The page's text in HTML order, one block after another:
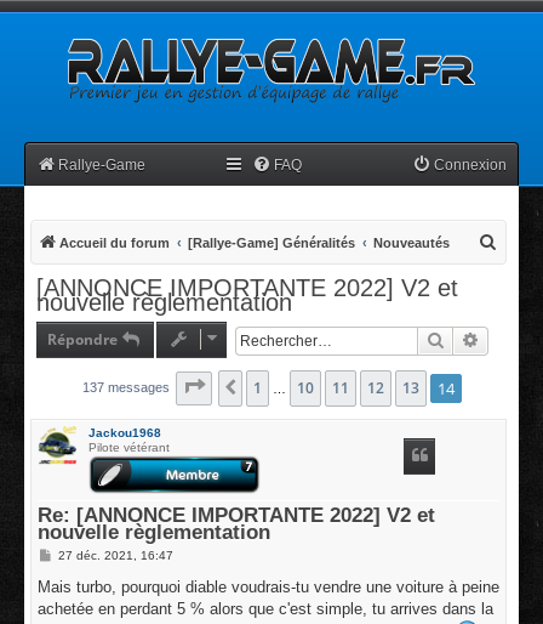
Rallye-Game FAQ Connexion
Accueil du forum [Rallye-Game] Généralités Nouveautés
c
[ANNONCE IMPORTANTE 2022] V2 et
nouvelle règlementation
Répondre Rechercher
137 messages Page 14 sur 14
Précédent
1 10 11 12 13 14
Jackou1968
Pilote vétérant
Re: [ANNONCE IMPORTANTE 2022] V2 et
nouvelle règlementation
M
s
a
27 déc. 2021, 16:47
Mais turbo, pourquoi diable voudrais-tu vendre une voiture à peine
achetée en perdant 5 % alors que c'est simple, tu arrives dans la